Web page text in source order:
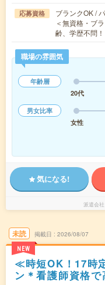
応募資格
ブランクOK /
＜無資格・ブ
齢、学歴不問
職場の雰囲気
年齢層
20代
男女比率
女性
気になる!
派遣会社
未読
NEW
掲載日 2026/08/07
≪時短OK！17時
ン＊看護師資格で